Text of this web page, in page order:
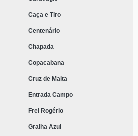
Caça e Tiro
Centenário
Chapada
Copacabana
Cruz de Malta
Entrada Campo
Frei Rogério
Gralha Azul